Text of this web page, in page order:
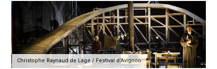
Christophe Raynaud de Lage / Festival d’Avignon